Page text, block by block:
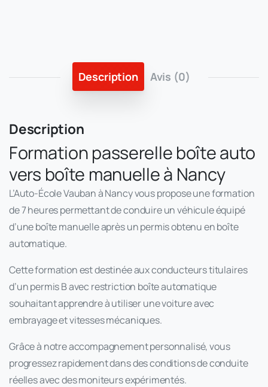
Description Avis (0)
Description
Formation passerelle boîte auto
vers boîte manuelle à Nancy
L’Auto-École Vauban à Nancy vous propose une formation
de 7 heures permettant de conduire un véhicule équipé
d’une boîte manuelle après un permis obtenu en boîte
automatique.
Cette formation est destinée aux conducteurs titulaires
d’un permis B avec restriction boîte automatique
souhaitant apprendre à utiliser une voiture avec
embrayage et vitesses mécaniques.
Grâce à notre accompagnement personnalisé, vous
progressez rapidement dans des conditions de conduite
réelles avec des moniteurs expérimentés.